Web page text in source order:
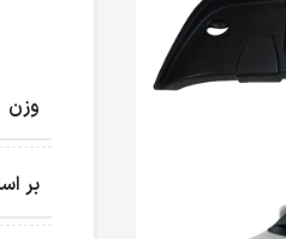
وزن
بر